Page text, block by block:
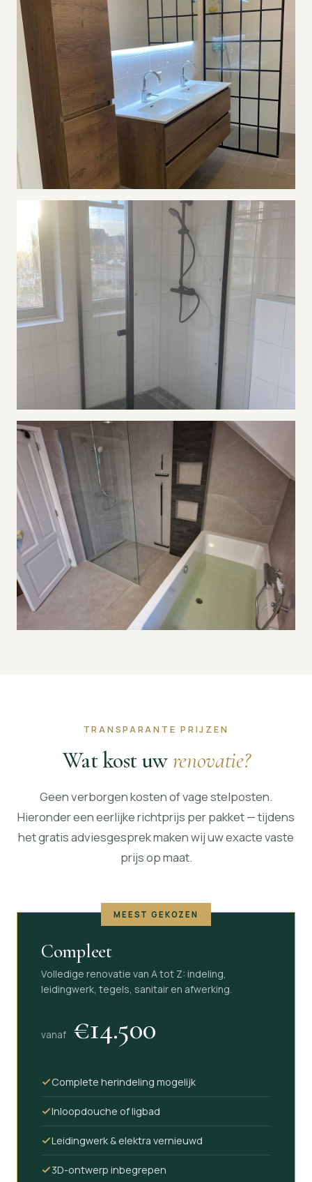
TRANSPARANTE PRIJZEN
Wat kost uwrenovatie?
Geen verborgen kosten of vage stelposten.
Hieronder een eerlijke richtprijs per pakket — tijdens
het gratis adviesgesprek maken wij uw exacte vaste
prijs op maat.
MEEST GEKOZEN
Compleet
Volledige renovatie van A tot Z: indeling,
leidingwerk, tegels, sanitair en afwerking.
vanaf €14.500
Complete herindeling mogelijk
Inloopdouche of ligbad
Leidingwerk & elektra vernieuwd
3D-ontwerp inbegrepen